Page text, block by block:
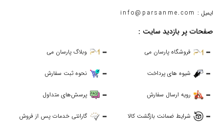
ایمیل : info@parsanme.com
صفحات پر بازدید سایت :
فروشگاه پارسان می وبلاگ پارسان می
شیوه های پرداخت نحوه ثبت سفارش
رویه ارسال سفارش پرسش‌های متداول
شرایط ضمانت بازگشت کالا گارانتی خدمات پس از فروش